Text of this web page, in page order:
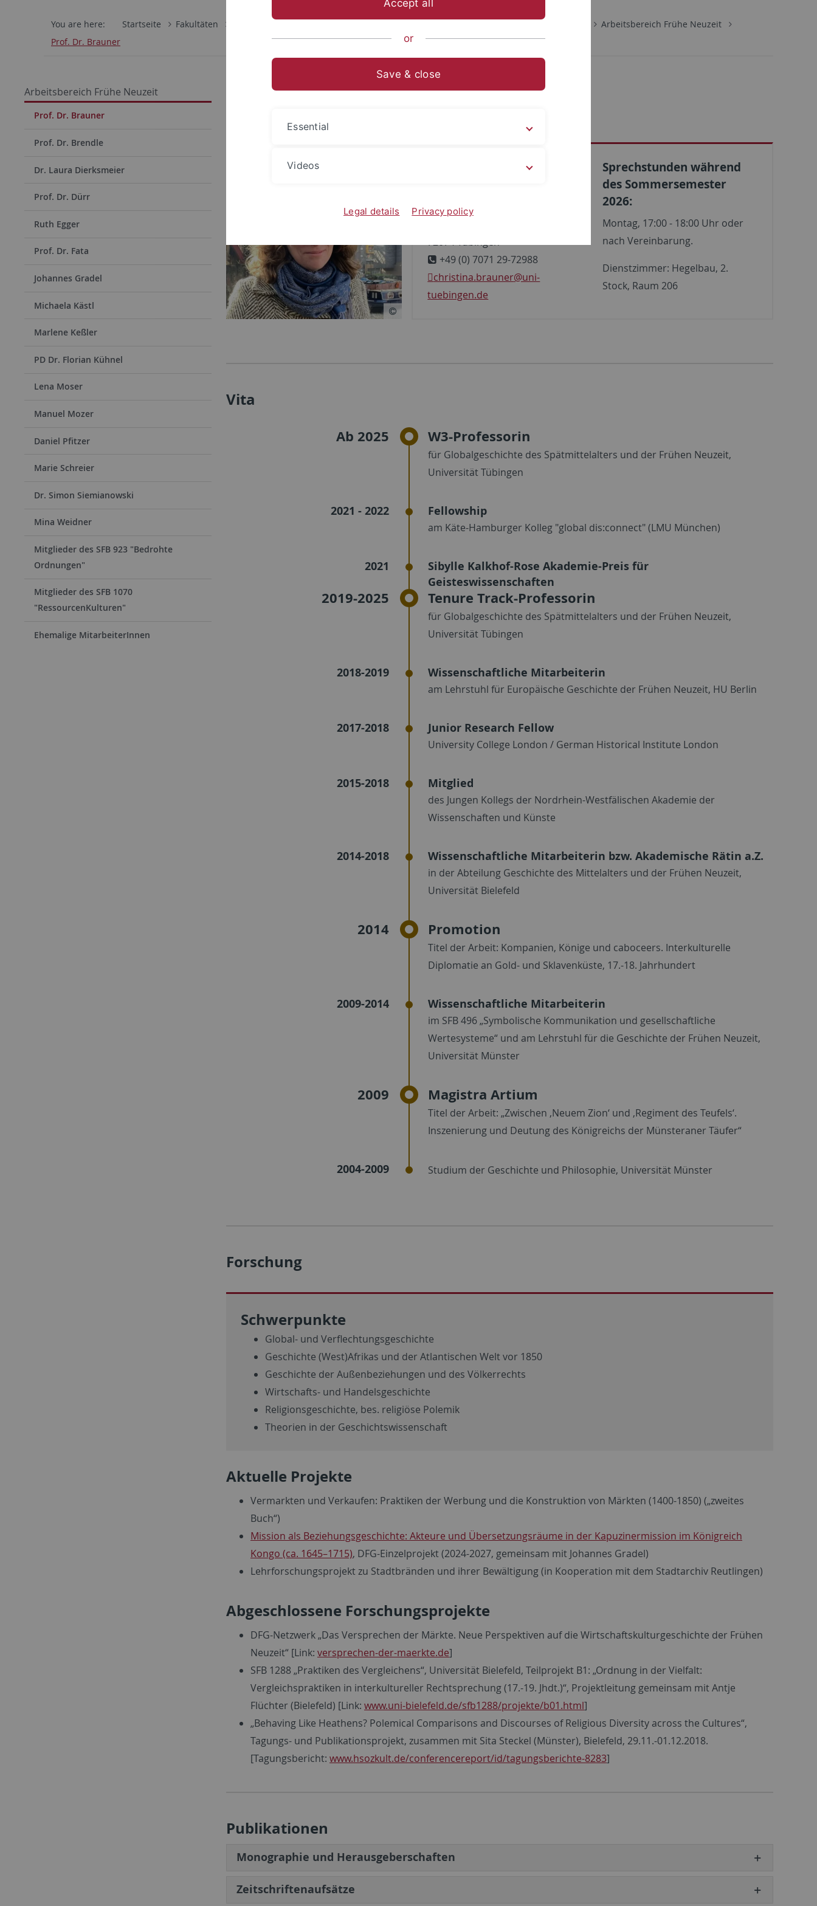
You are here: Startseite Fakultäten
Arbeitsbereich Frühe Neuzeit
Prof. Dr. Brauner
Arbeitsbereich Frühe Neuzeit
Prof. Dr. Brauner
Prof. Dr. Brendle
Dr. Laura Dierksmeier
Prof. Dr. Dürr
Ruth Egger
Prof. Dr. Fata
Johannes Gradel
Michaela Kästl
Marlene Keßler
PD Dr. Florian Kühnel
Lena Moser
Manuel Mozer
Daniel Pfitzer
Marie Schreier
Dr. Simon Siemianowski
Mina Weidner
Mitglieder des SFB 923 "Bedrohte
Ordnungen"
Mitglieder des SFB 1070
"RessourcenKulturen"
Ehemalige MitarbeiterInnen
Prof. Dr. Christina Brauner
Seminar für neuere Geschichte
72074 Tübingen
+49 (0) 7071 29-72988
christina.brauner@uni-
tuebingen.de
Sprechstunden während
des Sommersemester
2026:
Montag, 17:00 - 18:00 Uhr oder
nach Vereinbarung.
Dienstzimmer: Hegelbau, 2.
Stock, Raum 206
Vita
Ab 2025 W3-Professorin
für Globalgeschichte des Spätmittelalters und der Frühen Neuzeit,
Universität Tübingen
2021 - 2022 Fellowship
am Käte-Hamburger Kolleg "global dis:connect" (LMU München)
2021
Sibylle Kalkhof-Rose Akademie-Preis für
Geisteswissenschaften
2019-2025 Tenure Track-Professorin
für Globalgeschichte des Spätmittelalters und der Frühen Neuzeit,
Universität Tübingen
2018-2019 Wissenschaftliche Mitarbeiterin
am Lehrstuhl für Europäische Geschichte der Frühen Neuzeit, HU Berlin
2017-2018 Junior Research Fellow
University College London / German Historical Institute London
2015-2018 Mitglied
des Jungen Kollegs der Nordrhein-Westfälischen Akademie der
Wissenschaften und Künste
2014-2018 Wissenschaftliche Mitarbeiterin bzw. Akademische Rätin a.Z.
in der Abteilung Geschichte des Mittelalters und der Frühen Neuzeit,
Universität Bielefeld
2014 Promotion
Titel der Arbeit: Kompanien, Könige und caboceers. Interkulturelle
Diplomatie an Gold- und Sklavenküste, 17.-18. Jahrhundert
2009-2014 Wissenschaftliche Mitarbeiterin
im SFB 496 „Symbolische Kommunikation und gesellschaftliche
Wertesysteme“ und am Lehrstuhl für die Geschichte der Frühen Neuzeit,
Universität Münster
2009 Magistra Artium
Titel der Arbeit: „Zwischen ‚Neuem Zion‘ und ‚Regiment des Teufels‘.
Inszenierung und Deutung des Königreichs der Münsteraner Täufer“
2004-2009 Studium der Geschichte und Philosophie, Universität Münster
Forschung
Schwerpunkte
Global- und Verflechtungsgeschichte
Geschichte (West)Afrikas und der Atlantischen Welt vor 1850
Geschichte der Außenbeziehungen und des Völkerrechts
Wirtschafts- und Handelsgeschichte
Religionsgeschichte, bes. religiöse Polemik
Theorien in der Geschichtswissenschaft
Aktuelle Projekte
Vermarkten und Verkaufen: Praktiken der Werbung und die Konstruktion von Märkten (1400-1850) („zweites
Buch“)
Mission als Beziehungsgeschichte: Akteure und Übersetzungsräume in der Kapuzinermission im Königreich
Kongo (ca. 1645–1715), DFG-Einzelprojekt (2024-2027, gemeinsam mit Johannes Gradel)
Lehrforschungsprojekt zu Stadtbränden und ihrer Bewältigung (in Kooperation mit dem Stadtarchiv Reutlingen)
Abgeschlossene Forschungsprojekte
DFG-Netzwerk „Das Versprechen der Märkte. Neue Perspektiven auf die Wirtschaftskulturgeschichte der Frühen
Neuzeit“ [Link: versprechen-der-maerkte.de]
SFB 1288 „Praktiken des Vergleichens“, Universität Bielefeld, Teilprojekt B1: „Ordnung in der Vielfalt:
Vergleichspraktiken in interkultureller Rechtsprechung (17.-19. Jhdt.)“, Projektleitung gemeinsam mit Antje
Flüchter (Bielefeld) [Link: www.uni-bielefeld.de/sfb1288/projekte/b01.html]
„Behaving Like Heathens? Polemical Comparisons and Discourses of Religious Diversity across the Cultures“,
Tagungs- und Publikationsprojekt, zusammen mit Sita Steckel (Münster), Bielefeld, 29.11.-01.12.2018.
[Tagungsbericht: www.hsozkult.de/conferencereport/id/tagungsberichte-8283]
Publikationen
Monographie und Herausgeberschaften
Zeitschriftenaufsätze
Accept all
or
Save & close
Essential
Videos
Legal details Privacy policy